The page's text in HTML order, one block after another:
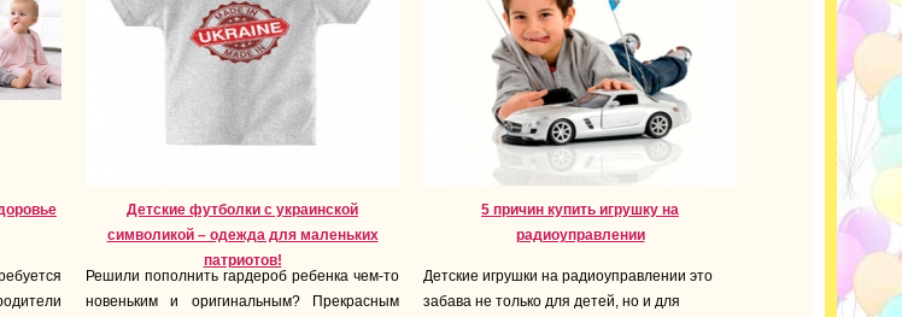
Детские футболки с украинской
символикой – одежда для маленьких
патриотов!
Решили пополнить гардероб ребенка чем-то
новеньким и оригинальным? Прекрасным
5 причин купить игрушку на
радиоуправлении
Детские игрушки на радиоуправлении это
забава не только для детей, но и для